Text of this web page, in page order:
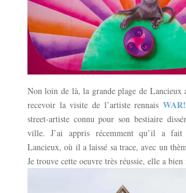
Non loin de là, la grande plage de Lancieux
recevoir la visite de l’artiste rennaisWAR!
street-artiste connu pour son bestiaire
ville. J’ai appris récemment qu’il a fait
Lancieux, où il a laissé sa trace, avec un
Je trouve cette oeuvre très réussie, elle a